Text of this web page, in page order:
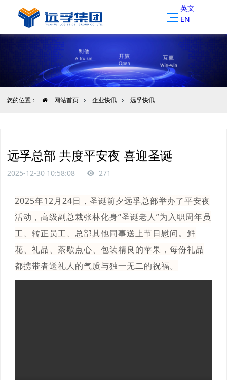
英文
EN
您的位置： 网站首页 企业快讯 远孚快讯
远孚总部 共度平安夜 喜迎圣诞
2025-12-30 10:58:08 271
2025年12月24日，圣诞前夕远孚总部举办了平安夜
活动，高级副总裁张林化身“圣诞老人”为入职周年员
工、转正员工、总部其他同事送上节日慰问。鲜
花、礼品、茶歇点心、包装精良的苹果，每份礼品
都携带者送礼人的气质与独一无二的祝福。